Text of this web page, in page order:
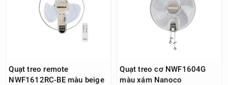
Quạt treo remote
NWF1612RC-BE màu beige
Quạt treo cơ NWF1604G
màu xám Nanoco